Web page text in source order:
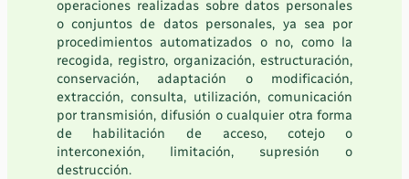
operaciones realizadas sobre datos personales
o conjuntos de datos personales, ya sea por
procedimientos automatizados o no, como la
recogida, registro, organización, estructuración,
conservación, adaptación o modificación,
extracción, consulta, utilización, comunicación
por transmisión, difusión o cualquier otra forma
de habilitación de acceso, cotejo o
interconexión, limitación, supresión o
destrucción.